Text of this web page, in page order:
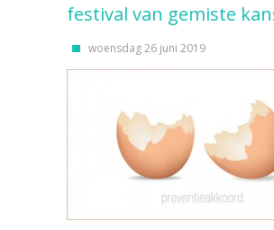
festival van gemiste
woensdag 26 juni 2019